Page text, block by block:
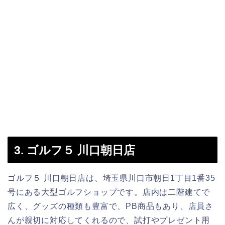
3. ゴルフ５ 川口朝日店
ゴルフ５ 川口朝日店は、埼玉県川口市朝日1丁目1番35
号にある大型ゴルフショップです。店内は二階建てで
広く、グッズの種類も豊富で、PB商品もあり、店員さ
んが親切に対応してくれるので、試打やプレゼント用